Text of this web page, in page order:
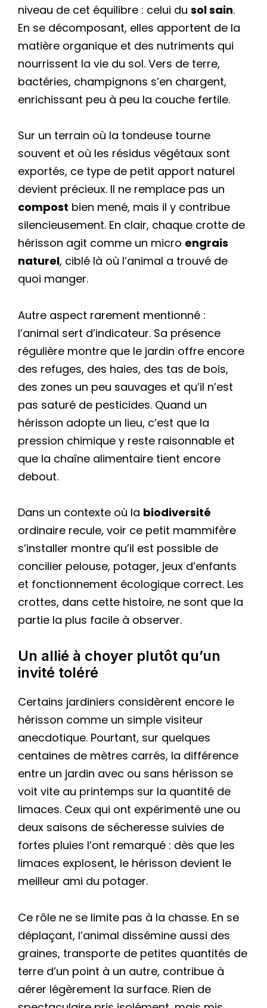
niveau de cet équilibre : celui du sol sain.
En se décomposant, elles apportent de la
matière organique et des nutriments qui
nourrissent la vie du sol. Vers de terre,
bactéries, champignons s’en chargent,
enrichissant peu à peu la couche fertile.
Sur un terrain où la tondeuse tourne
souvent et où les résidus végétaux sont
exportés, ce type de petit apport naturel
devient précieux. Il ne remplace pas un
compost bien mené, mais il y contribue
silencieusement. En clair, chaque crotte de
hérisson agit comme un micro engrais
naturel, ciblé là où l’animal a trouvé de
quoi manger.
Autre aspect rarement mentionné :
l’animal sert d’indicateur. Sa présence
régulière montre que le jardin offre encore
des refuges, des haies, des tas de bois,
des zones un peu sauvages et qu’il n’est
pas saturé de pesticides. Quand un
hérisson adopte un lieu, c’est que la
pression chimique y reste raisonnable et
que la chaîne alimentaire tient encore
debout.
Dans un contexte où la biodiversité
ordinaire recule, voir ce petit mammifère
s’installer montre qu’il est possible de
concilier pelouse, potager, jeux d’enfants
et fonctionnement écologique correct. Les
crottes, dans cette histoire, ne sont que la
partie la plus facile à observer.
Un allié à choyer plutôt qu’un
invité toléré
Certains jardiniers considèrent encore le
hérisson comme un simple visiteur
anecdotique. Pourtant, sur quelques
centaines de mètres carrés, la différence
entre un jardin avec ou sans hérisson se
voit vite au printemps sur la quantité de
limaces. Ceux qui ont expérimenté une ou
deux saisons de sécheresse suivies de
fortes pluies l’ont remarqué : dès que les
limaces explosent, le hérisson devient le
meilleur ami du potager.
Ce rôle ne se limite pas à la chasse. En se
déplaçant, l’animal dissémine aussi des
graines, transporte de petites quantités de
terre d’un point à un autre, contribue à
aérer légèrement la surface. Rien de